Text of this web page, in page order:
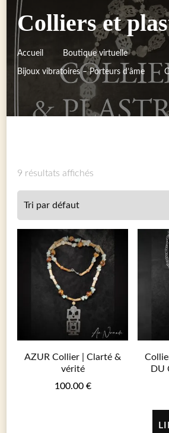
Colliers et
Accueil Boutique virtuelle
Bijoux vibratoires – Porteurs d’âme
9 résultats affichés
AZUR Collier | Clarté &
vérité
100.00 €
DU